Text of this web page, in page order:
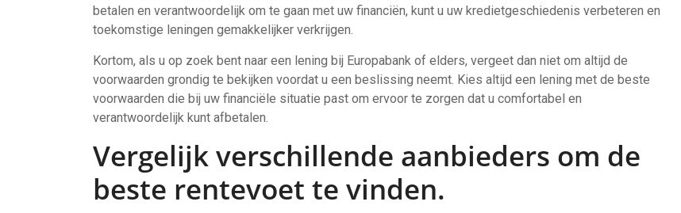
betalen en verantwoordelijk om te gaan met uw financiën, kunt u uw kredietgeschiedenis verbeteren en
toekomstige leningen gemakkelijker verkrijgen.
Kortom, als u op zoek bent naar een lening bij Europabank of elders, vergeet dan niet om altijd de
voorwaarden grondig te bekijken voordat u een beslissing neemt. Kies altijd een lening met de beste
voorwaarden die bij uw financiële situatie past om ervoor te zorgen dat u comfortabel en
verantwoordelijk kunt afbetalen.
Vergelijk verschillende aanbieders om de
beste rentevoet te vinden.